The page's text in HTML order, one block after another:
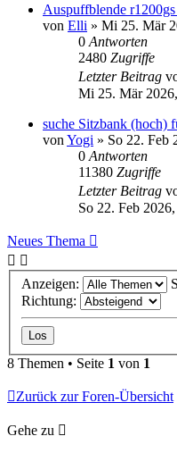
Auspuffblende
von Elli » Mi 25. Mär
0 Antworten
2480 Zugriffe
Letzter Beitrag
Mi 25. Mär
suche Sitzbank (hoch)
von Yogi » So 22. Feb
0 Antworten
11380 Zugriffe
Letzter Beitrag
So 22. Feb 2026,
Neues Thema
Anzeigen:
Richtung:
8 Themen • Seite 1 von 1
Zurück zur Foren-Übersicht
Gehe zu